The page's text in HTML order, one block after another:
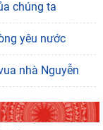
chúng ta
yêu nước
nhà Nguyễn